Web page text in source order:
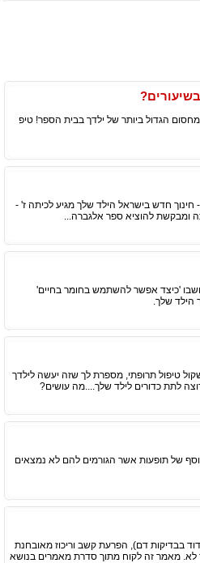
הגדול ביותר של ילדך בבית הספר! טיפ
חדש בישראל הילד שלך מגיע לכיתה ז' -
ומבקשת להוציא ספר אלגברה...
'כיצד אפשר להשתמש בחומר בחיים'
הילד שלך.
טיפול תרופתי, מספרת לך שזה יעשה לילדך
לתת כדורים לילד שלך....מה עושים?
של תופעות אשר הגורמים להם לא נמצאים
בבדיקות דם), הפרעת קשב וריכוז מאובחנת
לא. מאמר זה לקוח מתוך סדרת מאמרים בנושא